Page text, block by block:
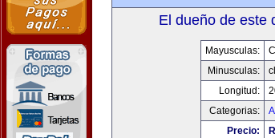
El dueño de este
Mayusculas:
Minusculas:
Longitud:
Categorias:
Precio: